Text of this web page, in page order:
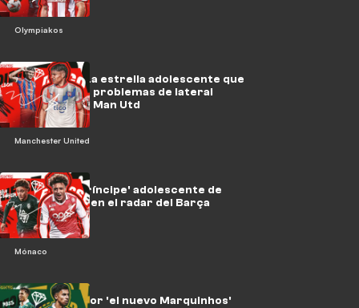
Olympiakos
Manchester United
Diego Leon: La estrella adolescente que
resolverá los problemas de lateral
izquierdo del Man Utd
Mónaco
Por qué el 'príncipe' adolescente de
Mónaco está en el radar del Barça
El Madrid, a por 'el nuevo Marquinhos'